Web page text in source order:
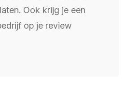
Ook krijg je een
op je review